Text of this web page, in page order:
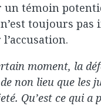
un témoin
toujours pas
moment, la
non lieu que les
Qu’est ce qui a